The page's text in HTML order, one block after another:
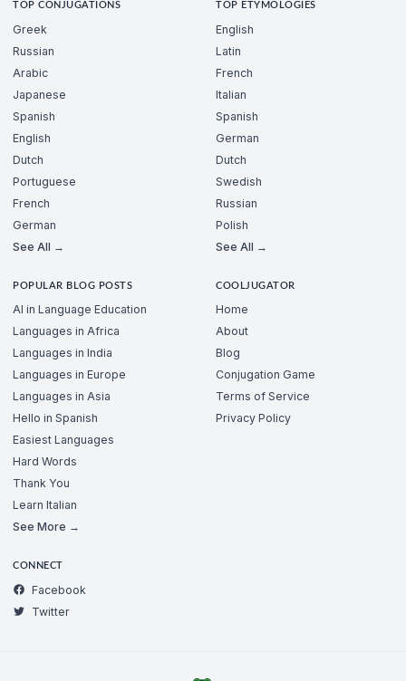
TOP CONJUGATIONS
Greek
Russian
Arabic
Japanese
Spanish
English
Dutch
Portuguese
French
German
See All →
TOP ETYMOLOGIES
English
Latin
French
Italian
Spanish
German
Dutch
Swedish
Russian
Polish
See All →
POPULAR BLOG POSTS
AI in Language Education
Languages in Africa
Languages in India
Languages in Europe
Languages in Asia
Hello in Spanish
Easiest Languages
Hard Words
Thank You
Learn Italian
See More →
COOLJUGATOR
Home
About
Blog
Conjugation Game
Terms of Service
Privacy Policy
CONNECT
Facebook
Twitter